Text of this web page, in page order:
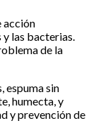
acción
las bacterias.
de la
espuma sin
humecta, y
y prevención de